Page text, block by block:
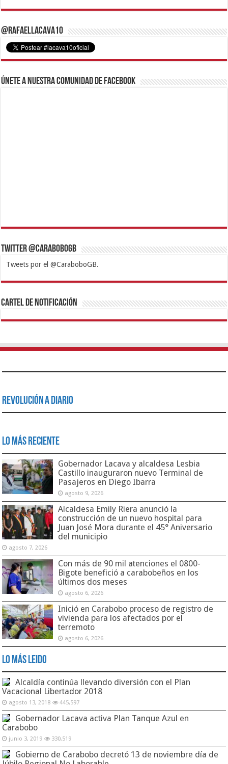
@RafaelLacava10
Únete a nuestra comunidad de Facebook
Twitter @CaraboboGB
Tweets por el @CaraboboGB.
1xbetBetturkeyBetistKralbetSupertotobetTipobetMatadorbetMariobet
https://mvbcasino.com/
Cartel de Notificación
Revolución a Diario
Lo Más Reciente
Gobernador Lacava y alcaldesa Lesbia
Castillo inauguraron nuevo Terminal de
Pasajeros en Diego Ibarra
agosto 9, 2026
Alcaldesa Emily Riera anunció la
construcción de un nuevo hospital para
Juan José Mora durante el 45° Aniversario
del municipio
agosto 7, 2026
Con más de 90 mil atenciones el 0800-
Bigote benefició a carabobeños en los
últimos dos meses
agosto 6, 2026
Inició en Carabobo proceso de registro de
vivienda para los afectados por el
terremoto
agosto 6, 2026
Lo Más Leido
Alcaldía continúa llevando diversión con el Plan
Vacacional Libertador 2018
agosto 13, 2018 445,597
Gobernador Lacava activa Plan Tanque Azul en
Carabobo
junio 3, 2019 330,519
Gobierno de Carabobo decretó 13 de noviembre día de